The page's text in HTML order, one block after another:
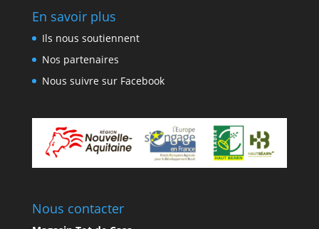
En savoir plus
Ils nous soutiennent
Nos partenaires
Nous suivre sur Facebook
Nous contacter